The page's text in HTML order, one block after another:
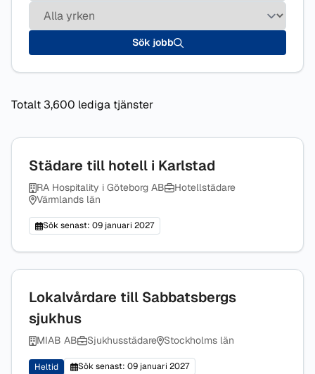
Sök jobb
Totalt 3,600 lediga tjänster
Städare till hotell i Karlstad
RA Hospitality i Göteborg AB
Hotellstädare
Värmlands län
Sök senast: 09 januari 2027
Lokalvårdare till Sabbatsbergs
sjukhus
MIAB AB Sjukhusstädare Stockholms län
Heltid Sök senast: 09 januari 2027